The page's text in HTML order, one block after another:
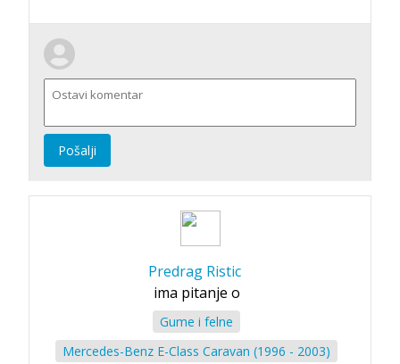
Pošalji
Predrag Ristic
ima pitanje o
Gume i felne
Mercedes-Benz E-Class Caravan (1996 - 2003)